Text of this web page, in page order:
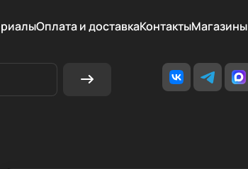
Оплата и доставкаКонтактыМагазины